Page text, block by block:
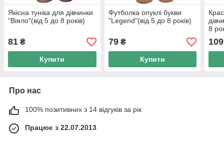
Якісна туніка для дівчинки
"Віяло"(від 5 до 8 років)
81 ₴
Купити
Футболка опуклі букви
"Legend"(від 5 до 8 років)
79₴
Купити
8
109
Про нас
100% позитивних з 14 відгуків за рік
Працює з 22.07.2013